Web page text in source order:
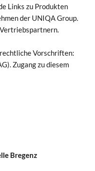
Links zu Produkten
der UNIQA Group.
Vorschriften:
Zugang zu diesem
Bregenz